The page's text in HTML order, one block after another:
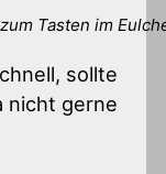
Tasten im
sollte
nicht gerne